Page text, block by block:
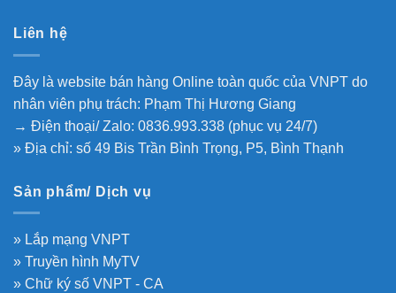
Liên hệ
Đây là website bán hàng Online toàn quốc của VNPT do
nhân viên phụ trách: Phạm Thị Hương Giang
→ Điện thoại/ Zalo: 0836.993.338 (phục vụ 24/7)
» Địa chỉ: số 49 Bis Trần Bình Trọng, P5, Bình Thạnh
Sản phẩm/ Dịch vụ
» Lắp mạng VNPT
» Truyền hình MyTV
» Chữ ký số VNPT - CA